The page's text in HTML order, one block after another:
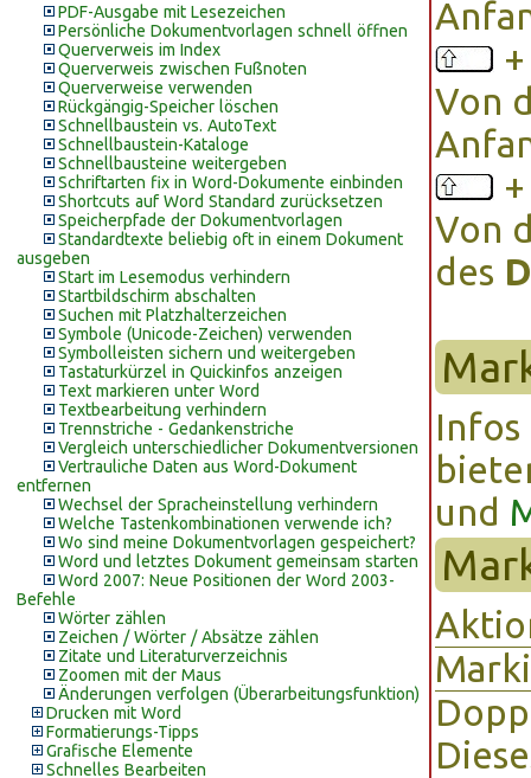
PDF-Ausgabe mit Lesezeichen
Persönliche Dokumentvorlagen schnell öffnen
Querverweis im Index
Querverweis zwischen Fußnoten
Querverweise verwenden
Rückgängig-Speicher löschen
Schnellbaustein vs. AutoText
Schnellbaustein-Kataloge
Schnellbausteine weitergeben
Schriftarten fix in Word-Dokumente einbinden
Shortcuts auf Word Standard zurücksetzen
Speicherpfade der Dokumentvorlagen
Standardtexte beliebig oft in einem Dokument
ausgeben
Start im Lesemodus verhindern
Startbildschirm abschalten
Suchen mit Platzhalterzeichen
Symbole (Unicode-Zeichen) verwenden
Symbolleisten sichern und weitergeben
Tastaturkürzel in Quickinfos anzeigen
Text markieren unter Word
Textbearbeitung verhindern
Trennstriche - Gedankenstriche
Vergleich unterschiedlicher Dokumentversionen
Vertrauliche Daten aus Word-Dokument
entfernen
Wechsel der Spracheinstellung verhindern
Welche Tastenkombinationen verwende ich?
Wo sind meine Dokumentvorlagen gespeichert?
Word und letztes Dokument gemeinsam starten
Word 2007: Neue Positionen der Word 2003-
Befehle
Wörter zählen
Zeichen / Wörter / Absätze zählen
Zitate und Literaturverzeichnis
Zoomen mit der Maus
Änderungen verfolgen (Überarbeitungsfunktion)
Drucken mit Word
Formatierungs-Tipps
Grafische Elemente
Schnelles Bearbeiten
Von
Von
des
und